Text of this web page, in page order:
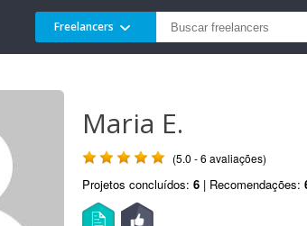
Freelancers
Maria E.
(5.0 - 6 avaliações)
Projetos concluídos: 6 | Recomendações: